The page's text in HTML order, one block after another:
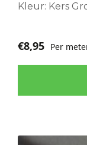
Kleur: Kers
€8,95 Per